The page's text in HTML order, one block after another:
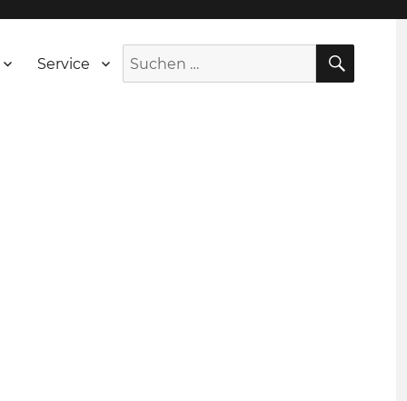
Service
Suche
nach: